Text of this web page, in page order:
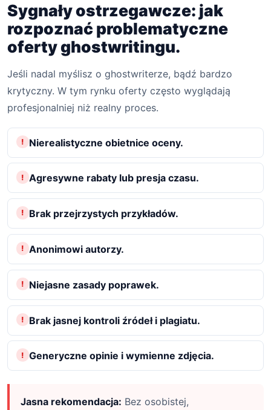
Sygnały ostrzegawcze: jak
rozpoznać problematyczne
oferty ghostwritingu.
Jeśli nadal myślisz o ghostwriterze, bądź bardzo
krytyczny. W tym rynku oferty często wyglądają
profesjonalniej niż realny proces.
Nierealistyczne obietnice oceny.
Agresywne rabaty lub presja czasu.
Brak przejrzystych przykładów.
Anonimowi autorzy.
Niejasne zasady poprawek.
Brak jasnej kontroli źródeł i plagiatu.
Generyczne opinie i wymienne zdjęcia.
Jasna rekomendacja: Bez osobistej,